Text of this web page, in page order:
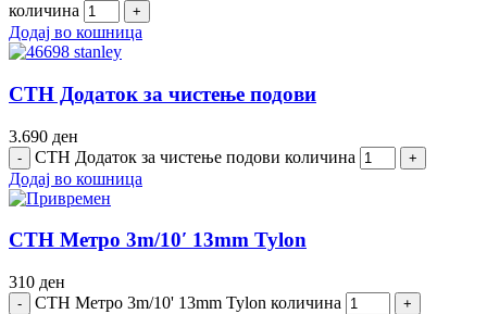
количина
Додај во кошница
СТН Додаток за чистење подови
3.690 ден
СТН Додаток за чистење подови количина
Додај во кошница
СТН Метро 3m/10′ 13mm Tylon
310 ден
СТН Метро 3m/10' 13mm Tylon количина